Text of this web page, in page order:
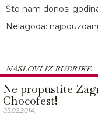
Što nam donosi
Nelagoda:
NASLOVI IZ RUBRIKE
Ne propustite
Chocofest!
05.02.2014.